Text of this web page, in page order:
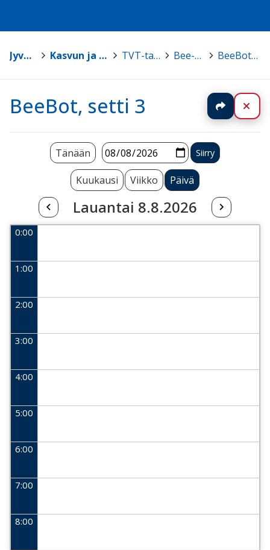
Jyväskylä Kasvun ja oppimisen TVT-tuki > TVT-tarvikelainaamo > Bee-Bot -robotit > BeeBot, setti 3
BeeBot, setti 3 Jaa
Kuukausi Viikko Päivä
Lauantai 8.8.2026
Tänään
0:00
1:00
2:00
3:00
4:00
5:00
6:00
7:00
8:00